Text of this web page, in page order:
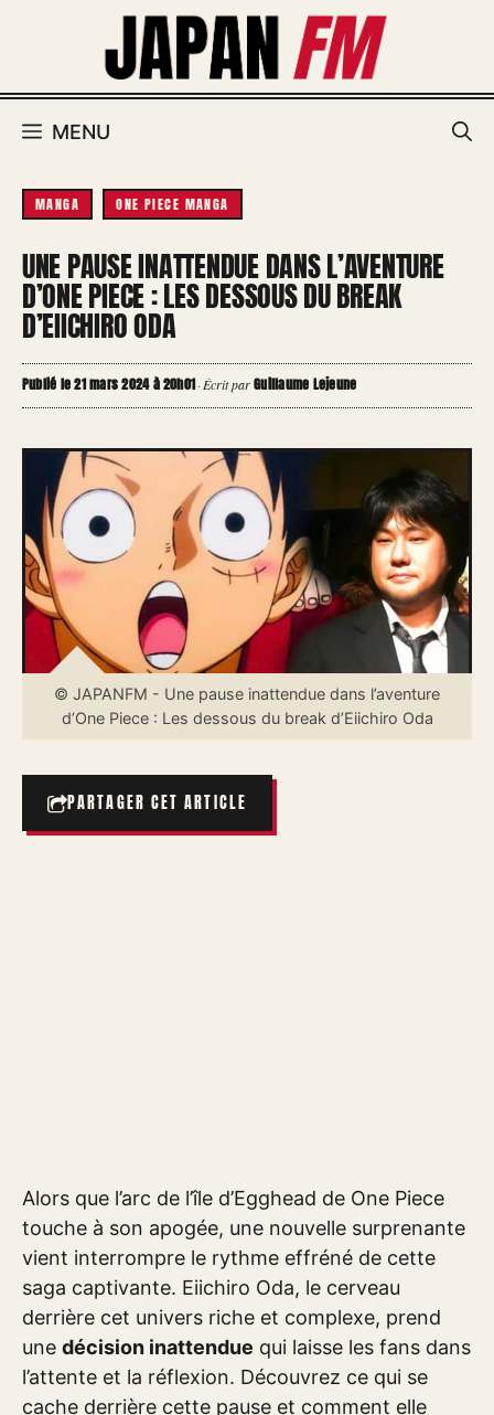
MENU
MANGA ONE PIECE MANGA
UNE PAUSE INATTENDUE DANS L’AVENTURE
D’ONE PIECE : LES DESSOUS DU BREAK
D’EIICHIRO ODA
Publié le 21 mars 2024 à 20h01·Écrit parGuillaume Lejeune
© JAPANFM - Une pause inattendue dans l’aventure
d’One Piece : Les dessous du break d’Eiichiro Oda
PARTAGER CET ARTICLE
Alors que l’arc de l’île d’Egghead de One Piece
touche à son apogée, une nouvelle surprenante
vient interrompre le rythme effréné de cette
saga captivante. Eiichiro Oda, le cerveau
derrière cet univers riche et complexe, prend
une décision inattendue qui laisse les fans dans
l’attente et la réflexion. Découvrez ce qui se
cache derrière cette pause et comment elle